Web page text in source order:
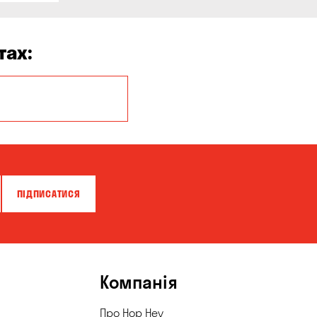
Буча
Горенка
ПІДПИСАТИСЯ
Компанія
Про Hop Hey